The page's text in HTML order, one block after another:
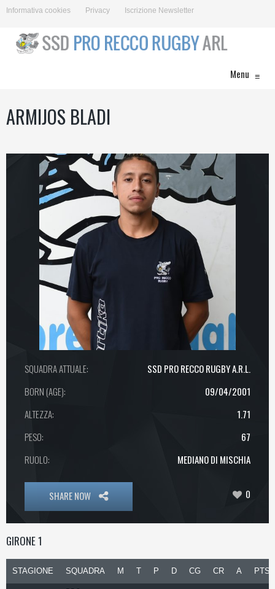
Informativa cookies Privacy Iscrizione Newsletter
Menu ≡
ARMIJOS BLADI
SQUADRA ATTUALE:
SSD PRO RECCO RUGBY A.R.L.
BORN (AGE):
09/04/2001
ALTEZZA:
1.71
PESO:
67
RUOLO:
MEDIANO DI MISCHIA
SHARE NOW 0
GIRONE 1
STAGIONE SQUADRA M T P D CG CR A PTS